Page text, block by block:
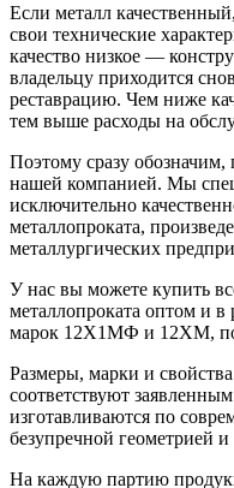
Если металл
свои технические
качество низкое —
владельцу приходится
реставрацию. Чем ниже
тем выше расходы на
Поэтому сразу обозначим,
нашей компанией. Мы
исключительно
металлопроката,
металлургических
У нас вы можете купить
металлопроката оптом и в
марок 12Х1МФ и 12ХМ,
Размеры, марки и
соответствуют
изготавливаются по
безупречной геометрией
На каждую партию